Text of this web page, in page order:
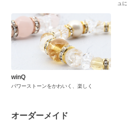
ュに
winQ
パワーストーンをかわいく、楽しく
オーダーメイド